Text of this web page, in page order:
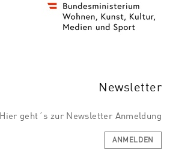
Newsletter
Hier geht´s zur Newsletter Anmeldung
ANMELDEN